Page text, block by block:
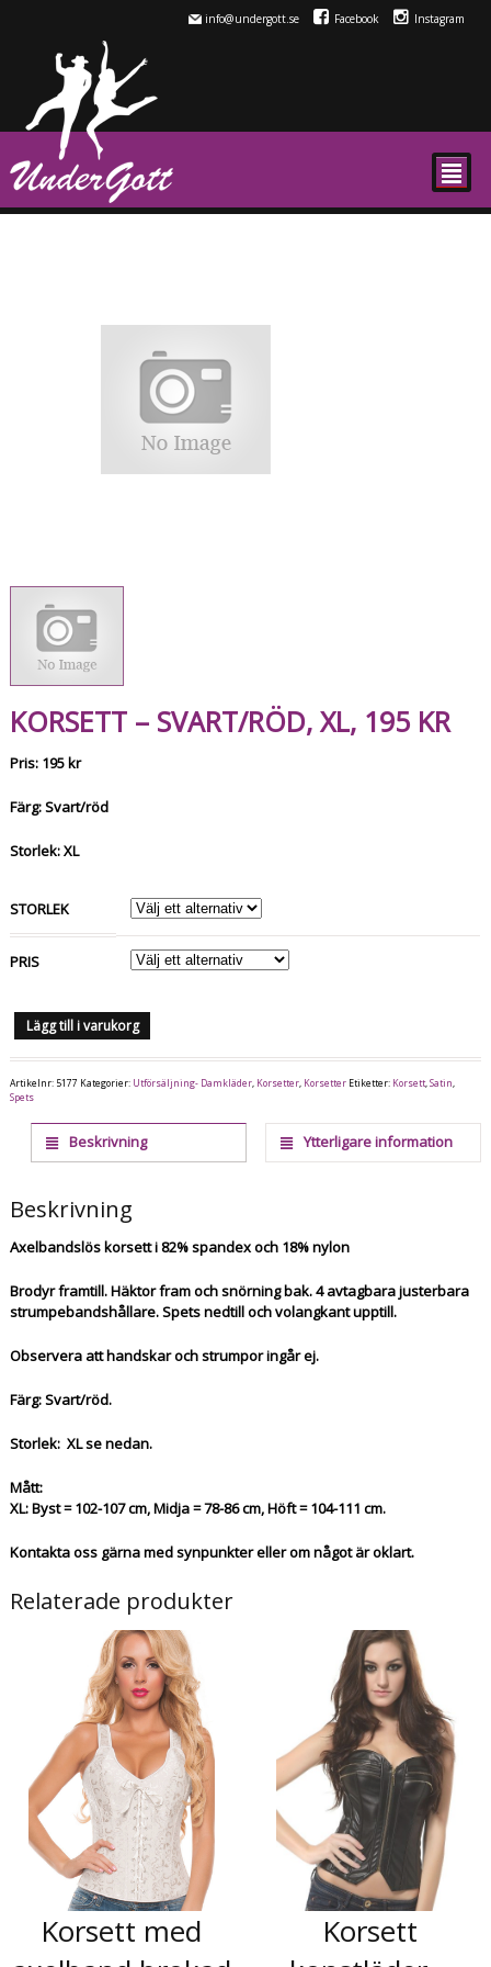
info@undergott.se Facebook Instagram
²
KORSETT – SVART/RÖD, XL, 195 KR
Pris: 195 kr
Färg: Svart/röd
Storlek: XL
STORLEK
PRIS
Lägg till i varukorg
Artikelnr: 5177 Kategorier: Utförsäljning- Damkläder, Korsetter, Korsetter Etiketter: Korsett,Satin,
Spets
Beskrivning Ytterligare information
Beskrivning
Axelbandslös korsett i 82% spandex och 18% nylon
Brodyr framtill. Häktor fram och snörning bak. 4 avtagbara justerbara
strumpebandshållare. Spets nedtill och volangkant upptill.
Observera att handskar och strumpor ingår ej.
Färg: Svart/röd.
Storlek: XL se nedan.
Mått:
XL: Byst = 102-107 cm, Midja = 78-86 cm, Höft = 104-111 cm.
Kontakta oss gärna med synpunkter eller om något är oklart.
Relaterade produkter
Korsett med
Korsett